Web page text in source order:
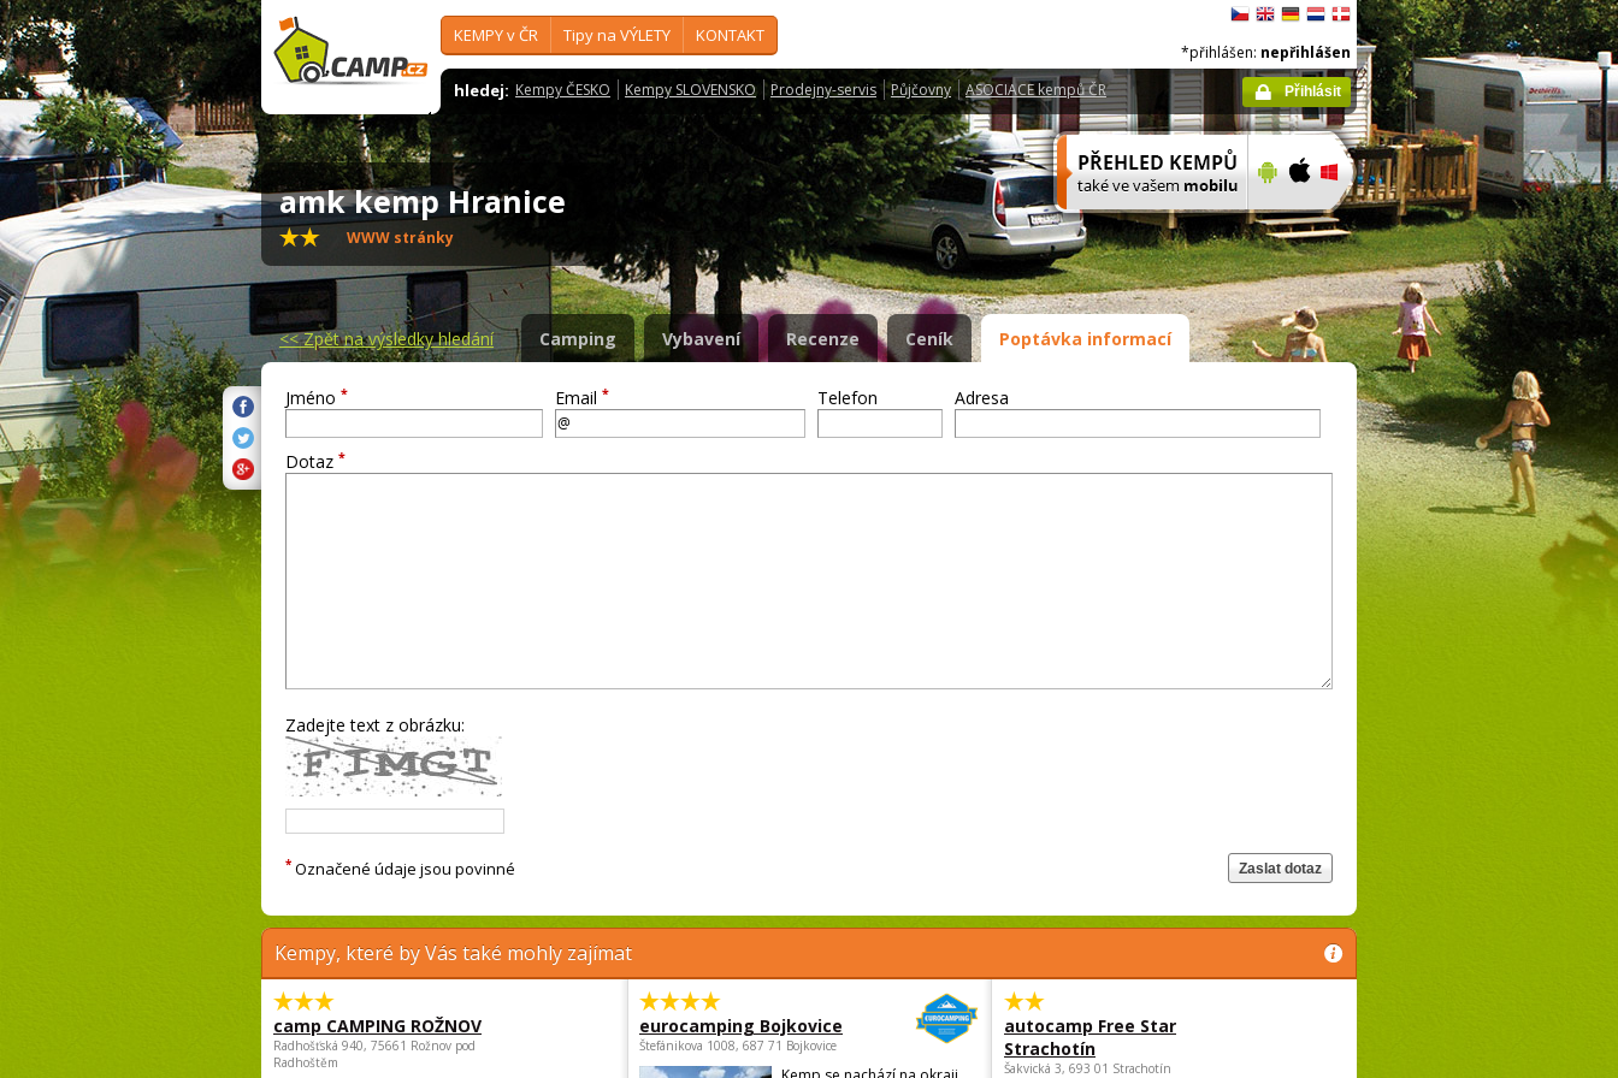
KEMPY v ČR Tipy na VÝLETY KONTAKT
hledej: Kempy ČESKO Kempy SLOVENSKO Prodejny-servis Půjčovny ASOCIACE kempů ČR
*přihlášen: nepřihlášen
Přihlásit
amk kemp Hranice
WWW stránky
<<Zpět na výsledky hledání Camping Vybavení Recenze Ceník Poptávka informací
Jméno * Email * Telefon Adresa
Dotaz *
Zadejte text z obrázku:
* Označené údaje jsou povinné
Kempy, které by Vás také mohly zajímat
camp CAMPING ROŽNOV
Radhošťská 940, 75661 Rožnov pod
Radhoštěm
eurocamping Bojkovice
Štefánikova 1008, 687 71 Bojkovice
autocamp Free Star
Strachotín
Šakvická 3, 693 01 Strachotín